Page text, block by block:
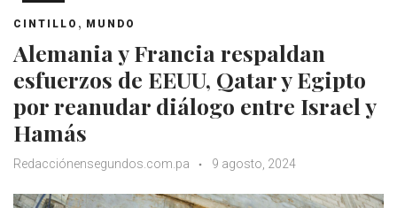
CINTILLO , MUNDO
Alemania y Francia respaldan
esfuerzos de EEUU, Qatar y Egipto
por reanudar diálogo entre Israel y
Hamás
Redacciónensegundos.com.pa 9 agosto, 2024